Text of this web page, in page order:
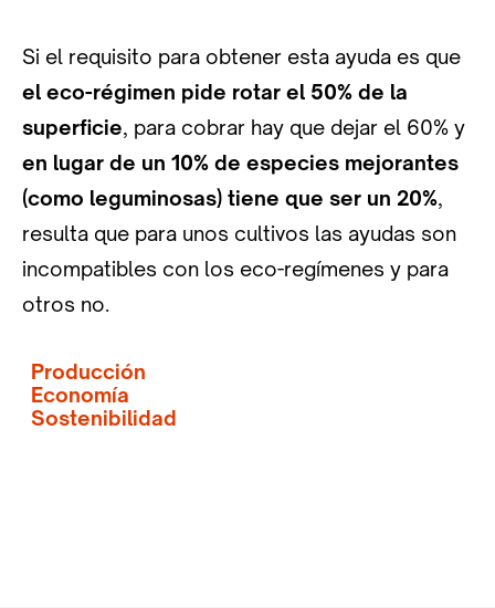
Si el requisito para obtener esta ayuda es que
el eco-régimen pide rotar el 50% de la
superficie, para cobrar hay que dejar el 60% y
en lugar de un 10% de especies mejorantes
(como leguminosas) tiene que ser un 20%,
resulta que para unos cultivos las ayudas son
incompatibles con los eco-regímenes y para
otros no.
Producción
Economía
Sostenibilidad